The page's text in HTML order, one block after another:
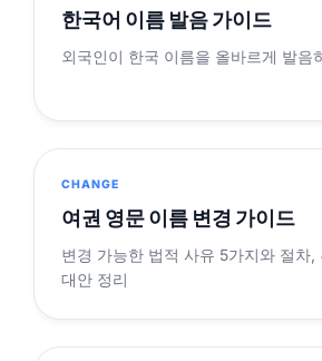
한국어 이름 발음 가이드
외국인이 한국 이름을 올바르게 발음
CHANGE
여권 영문 이름 변경 가이드
변경 가능한 법적 사유 5가지와 절차,
대안 정리